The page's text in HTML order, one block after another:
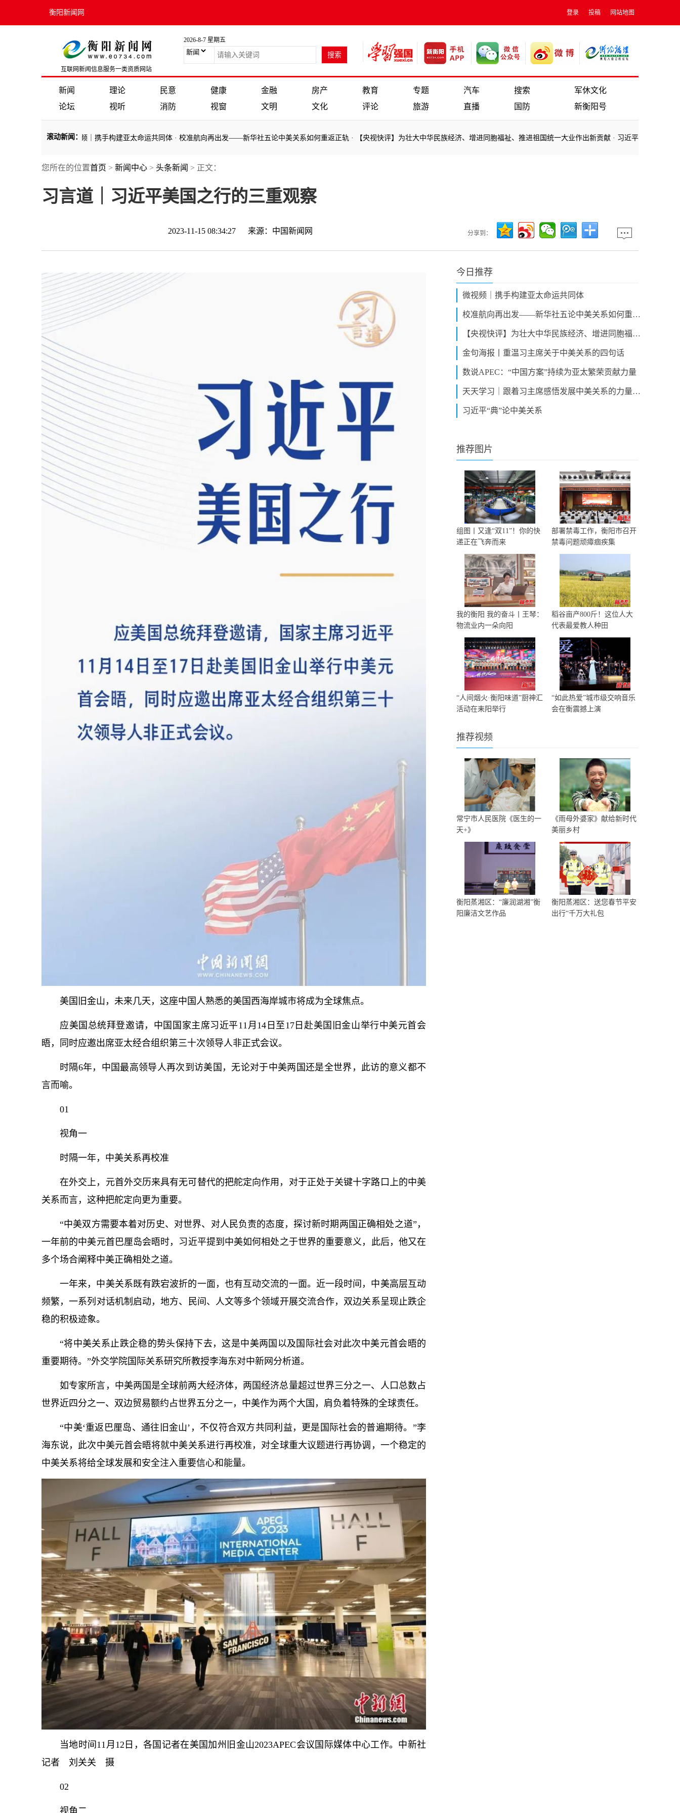
衡阳新闻网 登录 投稿 网站地图
互联网新闻信息服务一类资质网站
2026-8-7 星期五
新闻 理论 民意 健康 金融 房产 教育 专题 汽车 搜索
军休文化
论坛
视听 消防 视窗 文明 文化 评论 旅游 直播 国防 新衡阳号
滚动新闻 ：
微视频｜携手构建亚太命运共同体·校准航向再出发——新华社五论中美关系如何重返正轨·【央视快评】为壮大中华民族经济、增进同胞福祉、推进祖国统一大业作出新贡献·习近平离京赴美国举行中美
微视频｜携手构建亚太命运共同体· 校准航向再出发——新华社五论中美关系如何重返正轨
您所在的位置首页 > 新闻中心 > 头条新闻 > 正文：
习言道｜习近平美国之行的三重观察
2023-11-15 08:34:27 来源： 中国新闻网 分享到：
美国旧金山，未来几天，这座中国人熟悉的美国西海岸城市将成为全球焦点。
应美国总统拜登邀请，中国国家主席习 近平11月14日至17日赴美国旧金山举行中美元首会
晤，同时应邀出席亚太经合组织第三十次领导人非正式会议。
时隔6年，中国最高领导人再次到访美国，无论对于中美两国还是全世界，此访的意义都不
言而喻。
01
视角一
时隔一年，中美关系再校准
在外交上，元首外交历来具有无可替代的把舵定向作用，对于正处于关键十字路口上的中美
关系而言，这种把舵定向更为重要。
“中美双方需要本着对历史、对世界、对人民负责的态度，探讨新时期两国正确相处之道”，
一年前的中美元首巴厘岛会晤时，习 近平提到中美如何相处之于世界的重要意义，此后，他又在
多个场合阐释中美正确相处之道。
一年来，中美关系既有跌宕波折的一面，也有互动交流的一面。近一段时间，中美高层互动
频繁，一系列对话机制启动，地方、民间、人文等多个领域开展交流合作，双边关系呈现止跌企
稳的积极迹象。
“将中美关系止跌企稳的势头保持下去，这是中美两国以及国际社会对此次中美元首会晤的
重要期待。”外交学院国际关系研究所教授李海东对中新网分析道。
如专家所言，中美两国是全球前两大经济体，两国经济总量超过世界三分之一、人口总数占
世界近四分之一、双边贸易额约占世界五分之一，中美作为两个大国，肩负着特殊的全球责任。
“中美‘重返巴厘岛、通往旧金山’，不仅符合双方共同利益，更是国际社会的普遍期待。”李
海东说，此次中美元首会晤将就中美关系进行再校准，对全球重大议题进行再协调，一个稳定的
中美关系将给全球发展和安全注入重要信心和能量。
当地时间11月12日，各国记者在美国加州旧金山2023APEC会议国际媒体中心工作。中新社
记者 刘关关 摄
02
视角二
今日推荐
微视频｜携手构建亚太命运共同体
校准航向再出发——新华社五论中美关系如何重返正轨
【央视快评】为壮大中华民族经济、增进同胞福祉、推进祖国统一大业作出新贡献
金句海报丨重温习主席关于中美关系的四句话
数说APEC：“中国方案”持续为亚太繁荣贡献力量
天天学习｜跟着习主席感悟发展中美关系的力量源泉
习近平“典”论中美关系
推荐图片
组图丨又逢“双11”！你的快
递正在飞奔而来
部署禁毒工作，衡阳市召开
禁毒问题顽瘴痼疾集
我的衡阳 我的奋斗丨王琴：
物流业内一朵向阳
稻谷亩产800斤！这位人大
代表最爱教人种田
“人间烟火·衡阳味道”厨神汇
活动在耒阳举行
“如此热爱”城市级交响音乐
会在衡震撼上演
推荐视频
常宁市人民医院《医生的一
天+》
《雨母外婆家》献给新时代
美丽乡村
衡阳蒸湘区：“廉润湖湘”衡
阳廉洁文艺作品
衡阳蒸湘区：送您春节平安
出行“千万大礼包